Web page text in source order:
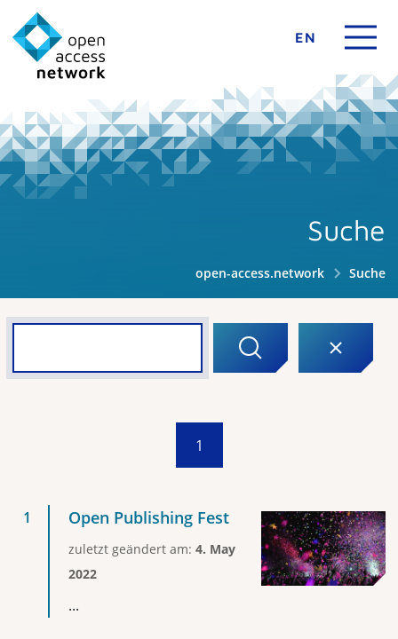
EN
Suche
open-access.network Suche
1
Open Publishing Fest
zuletzt geändert am: 4. May
2022
...